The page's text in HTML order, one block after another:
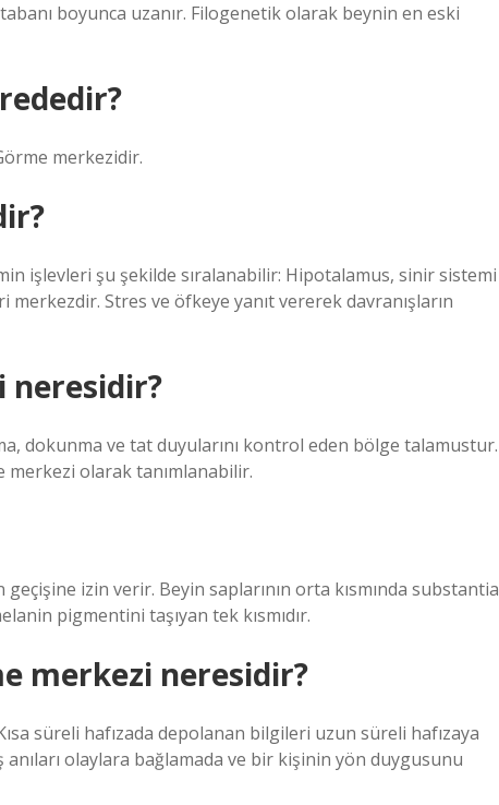
boyunca uzanır. Filogenetik olarak beynin en eski
merkezidir.
işlevleri şu şekilde sıralanabilir: Hipotalamus, sinir sistemi
Stres ve öfkeye yanıt vererek davranışların
neresidir?
dokunma ve tat duyularını kontrol eden bölge talamustur.
olarak tanımlanabilir.
izin verir. Beyin saplarının orta kısmında substantia
pigmentini taşıyan tek kısmıdır.
merkezi neresidir?
süreli hafızada depolanan bilgileri uzun süreli hafızaya
olaylara bağlamada ve bir kişinin yön duygusunu